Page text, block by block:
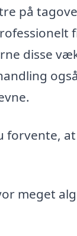
på
disse
forvente,
meget